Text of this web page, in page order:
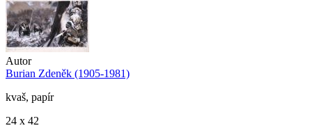
Autor
Burian Zdeněk (1905-1981)
kvaš, papír
24 x 42